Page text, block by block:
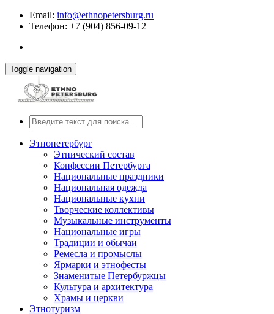
Email: info@ethnopetersburg.ru
Телефон: +7 (904) 856-09-12
Toggle navigation
Этнопетербург
Этнический состав
Конфессии Петербурга
Национальные праздники
Национальная одежда
Национальные кухни
Творческие коллективы
Музыкальные инструменты
Национальные игры
Традиции и обычаи
Ремесла и промыслы
Ярмарки и этнофесты
Знаменитые Петербуржцы
Культура и архитектура
Храмы и церкви
Этнотуризм